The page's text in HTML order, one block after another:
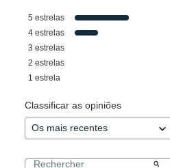
5 estrelas
4 estrelas
3 estrelas
2 estrelas
1 estrela
Classificar as opiniões